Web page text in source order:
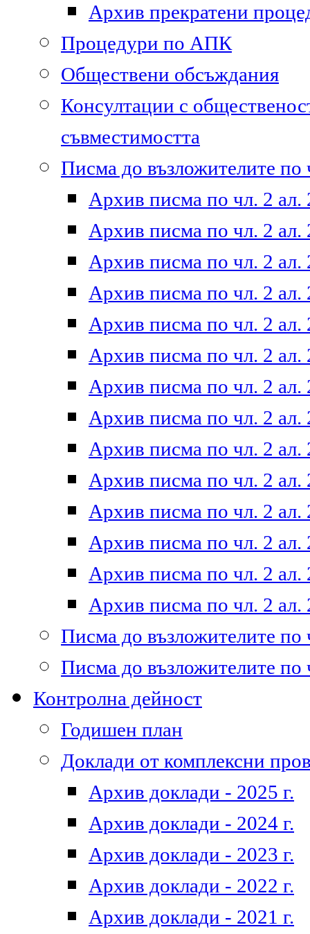
Архив прекратени
Процедури по АПК
Обществени обсъждания
Консултации с
съвместимостта
Писма до възложителите по
Архив писма по чл. 2 ал.
Архив писма по чл. 2 ал.
Архив писма по чл. 2 ал.
Архив писма по чл. 2 ал.
Архив писма по чл. 2 ал.
Архив писма по чл. 2 ал.
Архив писма по чл. 2 ал.
Архив писма по чл. 2 ал.
Архив писма по чл. 2 ал.
Архив писма по чл. 2 ал.
Архив писма по чл. 2 ал.
Архив писма по чл. 2 ал.
Архив писма по чл. 2 ал.
Архив писма по чл. 2 ал.
Писма до възложителите по
Писма до възложителите по
Контролна дейност
Годишен план
Доклади от комплексни
Архив доклади - 2025 г.
Архив доклади - 2024 г.
Архив доклади - 2023 г.
Архив доклади - 2022 г.
Архив доклади - 2021 г.